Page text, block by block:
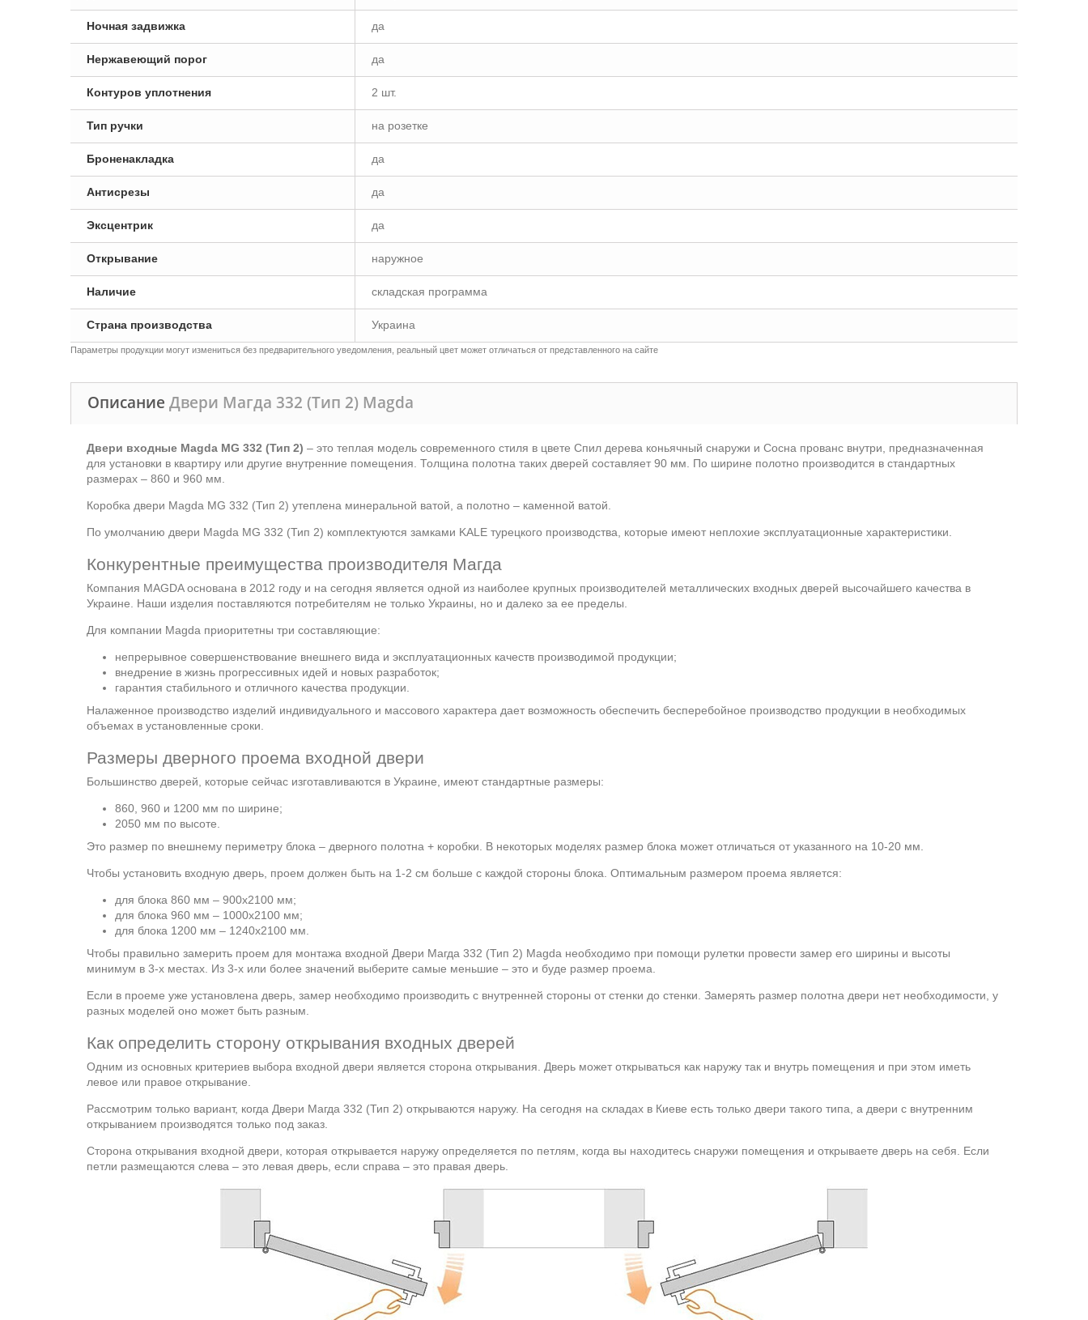
Ночная задвижка да
Нержавеющий порог да
Контуров уплотнения 2 шт.
Тип ручки на розетке
Броненакладка да
Антисрезы да
Эксцентрик да
Открывание наружное
Наличие складская программа
Страна производства Украина
Параметры продукции могут измениться без предварительного уведомления, реальный цвет может отличаться от представленного на сайте
Описание Двери Магда 332 (Тип 2) Magda
Двери входные Magda MG 332 (Тип 2) – это теплая модель современного стиля в цвете Спил дерева коньячный снаружи и Сосна прованс внутри, предназначенная
для установки в квартиру или другие внутренние помещения. Толщина полотна таких дверей составляет 90 мм. По ширине полотно производится в стандартных
размерах – 860 и 960 мм.
Коробка двери Magda MG 332 (Тип 2) утеплена минеральной ватой, а полотно – каменной ватой.
По умолчанию двери Magda MG 332 (Тип 2) комплектуются замками KALE турецкого производства, которые имеют неплохие эксплуатационные характеристики.
Конкурентные преимущества производителя Магда
Компания MAGDA основана в 2012 году и на сегодня является одной из наиболее крупных производителей металлических входных дверей высочайшего качества в
Украине. Наши изделия поставляются потребителям не только Украины, но и далеко за ее пределы.
Для компании Magda приоритетны три составляющие:
непрерывное совершенствование внешнего вида и эксплуатационных качеств производимой продукции;
внедрение в жизнь прогрессивных идей и новых разработок;
гарантия стабильного и отличного качества продукции.
Налаженное производство изделий индивидуального и массового характера дает возможность обеспечить бесперебойное производство продукции в необходимых
объемах в установленные сроки.
Размеры дверного проема входной двери
Большинство дверей, которые сейчас изготавливаются в Украине, имеют стандартные размеры:
860, 960 и 1200 мм по ширине;
2050 мм по высоте.
Это размер по внешнему периметру блока – дверного полотна + коробки. В некоторых моделях размер блока может отличаться от указанного на 10-20 мм.
Чтобы установить входную дверь, проем должен быть на 1-2 см больше с каждой стороны блока. Оптимальным размером проема является:
для блока 860 мм – 900х2100 мм;
для блока 960 мм – 1000х2100 мм;
для блока 1200 мм – 1240х2100 мм.
Чтобы правильно замерить проем для монтажа входной Двери Магда 332 (Тип 2) Magda необходимо при помощи рулетки провести замер его ширины и высоты
минимум в 3-х местах. Из 3-х или более значений выберите самые меньшие – это и буде размер проема.
Если в проеме уже установлена дверь, замер необходимо производить с внутренней стороны от стенки до стенки. Замерять размер полотна двери нет необходимости, у
разных моделей оно может быть разным.
Как определить сторону открывания входных дверей
Одним из основных критериев выбора входной двери является сторона открывания. Дверь может открываться как наружу так и внутрь помещения и при этом иметь
левое или правое открывание.
Рассмотрим только вариант, когда Двери Магда 332 (Тип 2) открываются наружу. На сегодня на складах в Киеве есть только двери такого типа, а двери с внутренним
открыванием производятся только под заказ.
Сторона открывания входной двери, которая открывается наружу определяется по петлям, когда вы находитесь снаружи помещения и открываете дверь на себя. Если
петли размещаются слева – это левая дверь, если справа – это правая дверь.